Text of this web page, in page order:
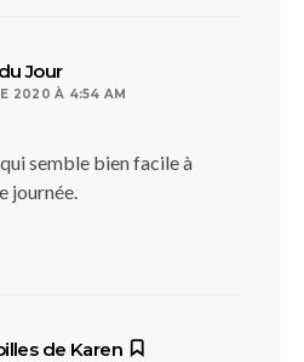
Jourdit :
2020 À 4:54 AM
semble bien facile à
journée.
de Karen